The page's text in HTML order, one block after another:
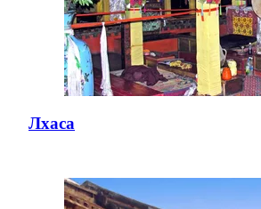
Лхаса